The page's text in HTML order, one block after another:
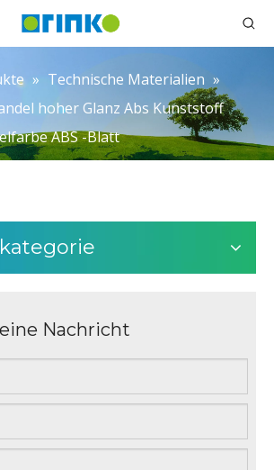
» Technische Materialien »
hoher Glanz Abs Kunststoff
ABS -Blatt
Nachricht